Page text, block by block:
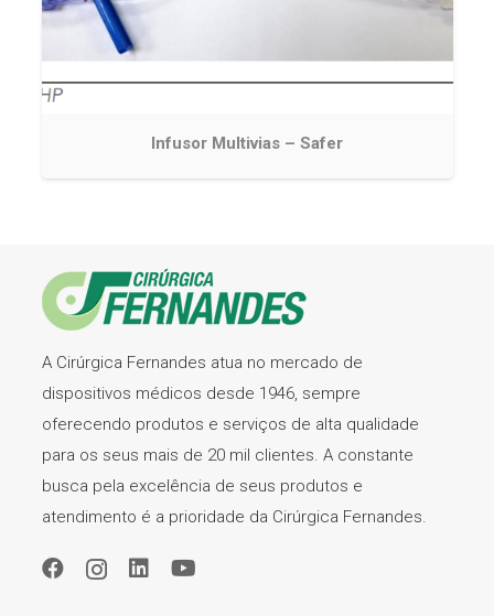
Infusor Multivias – Safer
A Cirúrgica Fernandes atua no mercado de
dispositivos médicos desde 1946, sempre
oferecendo produtos e serviços de alta qualidade
para os seus mais de 20 mil clientes. A constante
busca pela excelência de seus produtos e
atendimento é a prioridade da Cirúrgica Fernandes.